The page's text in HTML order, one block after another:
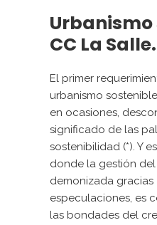
CC La Salle.
El primer
urbanismo
en ocasiones,
significado de las
sostenibilidad (*). Y
donde la gestión
demonizada gracias
especulaciones, es
las bondades del